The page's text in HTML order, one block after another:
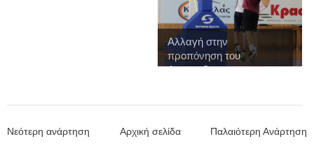
Αλλαγή στην
προπόνηση του
Αναπτυξια...
Νεότερη ανάρτηση Παλαιότερη Ανάρτηση
Αρχική σελίδα